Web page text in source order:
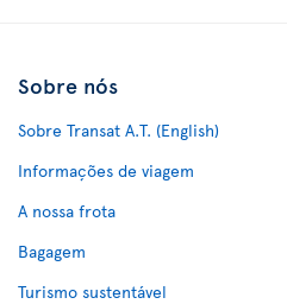
Sobre nós
Sobre Transat A.T. (English)
Informações de viagem
A nossa frota
Bagagem
Turismo sustentável